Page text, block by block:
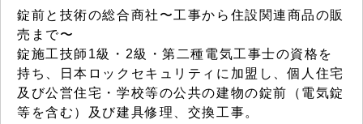
錠前と技術の総合商社〜工事から住設関連商品の販
売まで〜
錠施工技師1級・2級・第二種電気工事士の資格を
持ち、日本ロックセキュリティに加盟し、個人住宅
及び公営住宅・学校等の公共の建物の錠前（電気錠
等を含む）及び建具修理、交換工事。